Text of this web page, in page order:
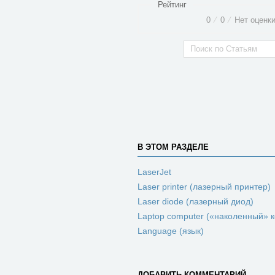
Рейтинг
0 ⁄ 0 ⁄ Нет оценки
В ЭТОМ РАЗДЕЛЕ
LaserJet
Laser printer (лазерный принтер)
Laser diode (лазерный диод)
Laptop computer («наколенный»
Language (язык)